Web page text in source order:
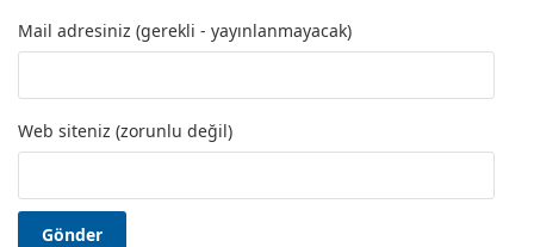
Mail adresiniz (gerekli - yayınlanmayacak)
Web siteniz (zorunlu değil)